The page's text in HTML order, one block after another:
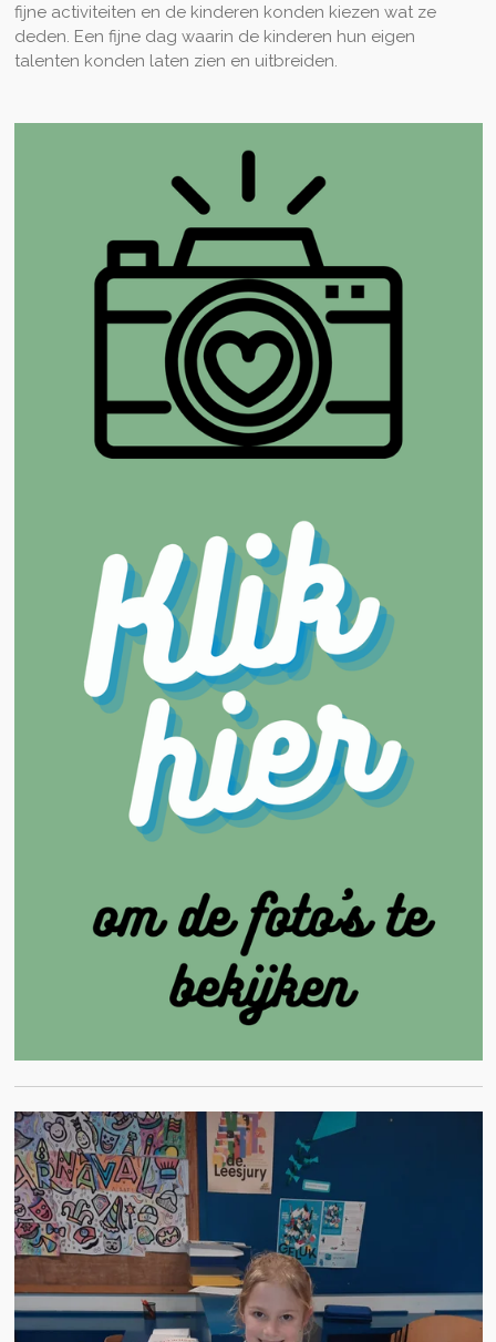
fijne activiteiten en de kinderen konden kiezen wat ze
deden. Een fijne dag waarin de kinderen hun eigen
talenten konden laten zien en uitbreiden.